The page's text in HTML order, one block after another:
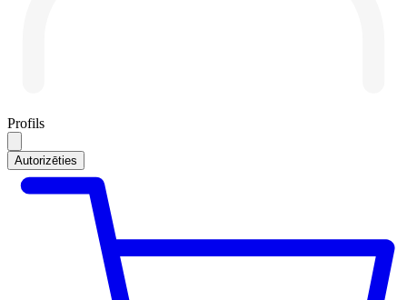
Profils
Autorizēties